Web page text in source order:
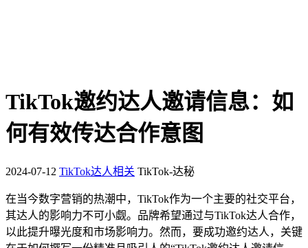
TikTok邀约达人邀请信息：如
何有效传达合作意图
2024-07-12 TikTok达人相关 TikTok-达秘
在当今数字营销的热潮中，TikTok作为一个主要的社交平台，
其达人的影响力不可小觑。品牌希望通过与TikTok达人合作，
以此提升曝光度和市场影响力。然而，要成功邀约达人，关键